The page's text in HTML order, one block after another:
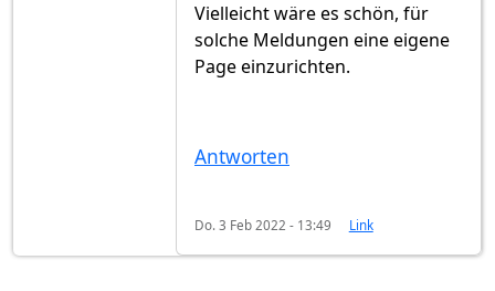
Vielleicht wäre es schön, für
solche Meldungen eine eigene
Page einzurichten.
Antworten
Do. 3 Feb 2022 - 13:49 Link